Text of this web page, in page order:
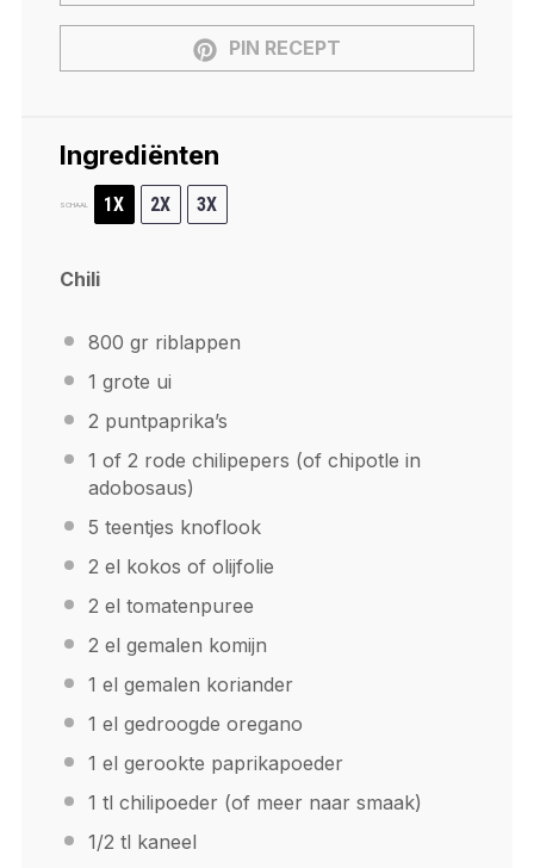
PIN RECEPT
Ingrediënten
SCHAAL 1X 2X 3X
Chili
800 gr riblappen
1 grote ui
2 puntpaprika’s
1 of 2 rode chilipepers (of chipotle in
adobosaus)
5 teentjes knoflook
2 el kokos of olijfolie
2 el tomatenpuree
2 el gemalen komijn
1 el gemalen koriander
1 el gedroogde oregano
1 el gerookte paprikapoeder
1 tl chilipoeder (of meer naar smaak)
1/2 tl kaneel